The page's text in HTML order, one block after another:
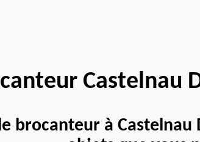
Castelnau
brocanteur à